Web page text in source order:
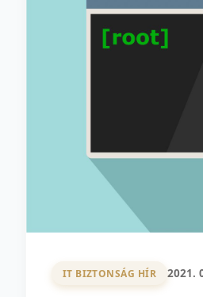
IT BIZTONSÁG HÍR 2021.